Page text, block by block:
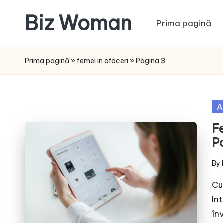
content
Biz Woman
ta,
succesul
Prima pagină
Prima pagină » femei in afaceri » Pagina 3
by
By